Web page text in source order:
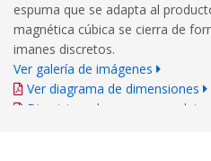
espuma que se adapta al
magnética cúbica se cierra de
imanes discretos.
Ver galería de imágenes
Ver diagrama de dimensiones
Directrices de marca completas